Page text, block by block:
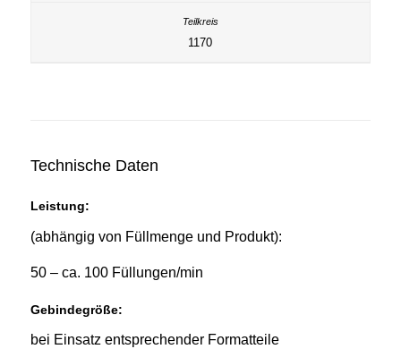
1170
Technische Daten
Leistung:
(abhängig von Füllmenge und Produkt):
50 – ca. 100 Füllungen/min
Gebindegröße:
bei Einsatz entsprechender Formatteile